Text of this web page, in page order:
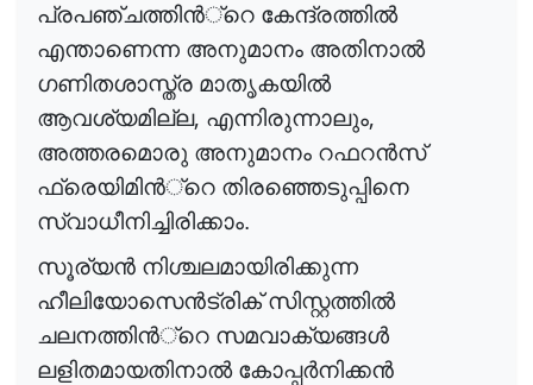
പ്രപഞ്ചത്തിൻ്റെ കേന്ദ്രത്തിൽ
എന്താണെന്ന അനുമാനം അതിനാൽ
ഗണിതശാസ്ത്ര മാതൃകയിൽ
ആവശ്യമില്ല, എന്നിരുന്നാലും,
അത്തരമൊരു അനുമാനം റഫറൻസ്
ഫ്രെയിമിൻ്റെ തിരഞ്ഞെടുപ്പിനെ
സ്വാധീനിച്ചിരിക്കാം.
സൂര്യൻ നിശ്ചലമായിരിക്കുന്ന
ഹീലിയോസെൻട്രിക്സിസ്റ്റത്തിൽ
ചലനത്തിൻ്റെ സമവാക്യങ്ങൾ
ലളിതമായതിനാൽകോപ്പർനിക്കൻ